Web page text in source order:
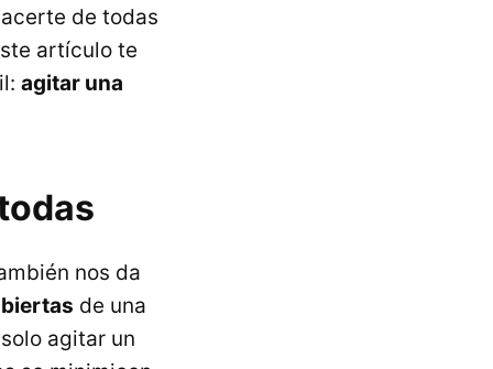
de todas
artículo te
agitar una
nos da
de una
agitar un